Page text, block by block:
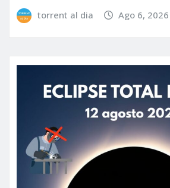
torrent al dia Ago 6, 2026